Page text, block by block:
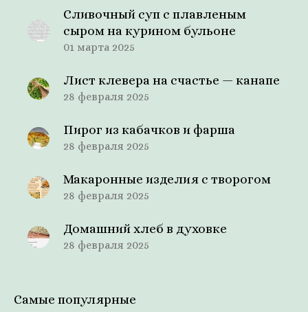
Сливочный суп с плавленым
сыром на курином бульоне
01 марта 2025
Лист клевера на счастье — канапе
28 февраля 2025
Пирог из кабачков и фарша
28 февраля 2025
Макаронные изделия с творогом
28 февраля 2025
Домашний хлеб в духовке
28 февраля 2025
Самые популярные